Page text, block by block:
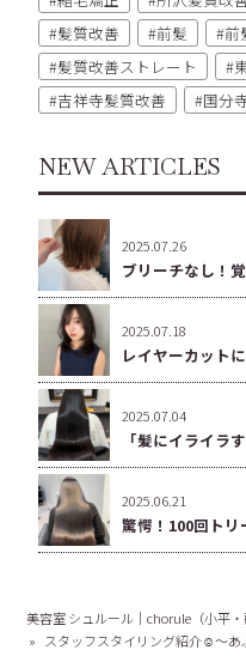
髪質改善
前髪
前
髪質改善ストレート
吉祥寺髪質改善
国分
NEW ARTICLES
2025.07.26
ブリーチなし！覚
2025.07.18
レイヤーカット
2025.07.04
「髪にイライラ
2025.06.21
驚愕！100回トリ
美容室 シュルール｜chorule（小平・
»
スタッフスタイリング紹介☺️〜あ